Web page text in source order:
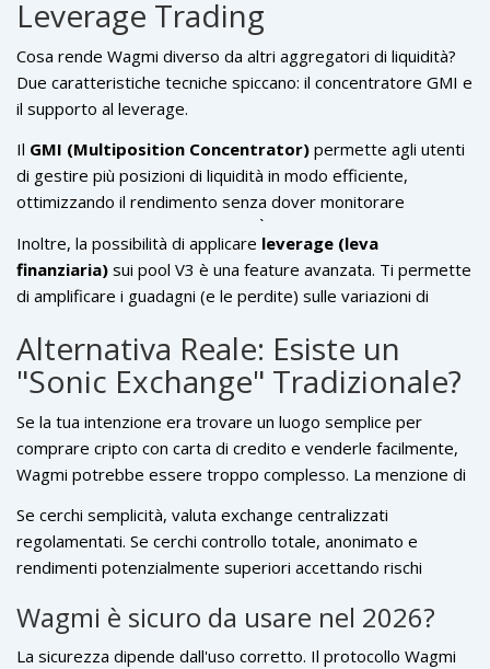
Leverage Trading
Cosa rende Wagmi diverso da altri aggregatori di liquidità?
Due caratteristiche tecniche spiccano: il concentratore GMI e
il supporto al leverage.
Il GMI (Multiposition Concentrator) permette agli utenti
di gestire più posizioni di liquidità in modo efficiente,
ottimizzando il rendimento senza dover monitorare
manualmente ogni singolo pool. È una soluzione per chi vuole
partecipare al DeFi ma non ha tempo di fare micro-gestione
ore dopo ore.
Inoltre, la possibilità di applicare leverage (leva
finanziaria) sui pool V3 è una feature avanzata. Ti permette
di amplificare i guadagni (e le perdite) sulle variazioni di
trader esperti che capiscono la gestione del rischio,
pericolosa per i principianti che potrebbero vedere la
propria posizione liquidata in pochi minuti durante un
mercato volatile.
Alternativa Reale: Esiste un
"Sonic Exchange" Tradizionale?
Se la tua intenzione era trovare un luogo semplice per
comprare cripto con carta di credito e venderle facilmente,
Wagmi potrebbe essere troppo complesso. La menzione di
che supportano la rete Sonic, comeMEXCoKuCoin
elencano token legati a Sonic o permettono depositi sulla
rete Fantom/Sonic.
Se cerchi semplicità, valuta exchange centralizzati
regolamentati. Se cerchi controllo totale, anonimato e
rendimenti potenzialmente superiori accettando rischi
approfondita. Non mescolare le due categorie: non cercare
l'assistenza clienti di Binance su un protocollo DeFi.
Wagmi è sicuro da usare nel 2026?
La sicurezza dipende dall'uso corretto. Il protocollo Wagmi